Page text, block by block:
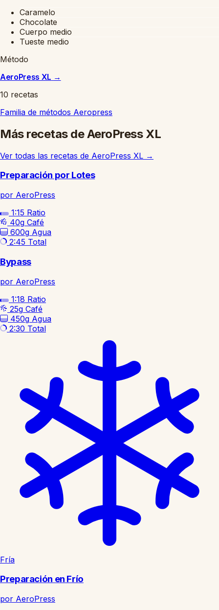
Caramelo
Chocolate
Cuerpo medio
Tueste medio
Método
AeroPress XL →
10 recetas
Familia de métodos Aeropress
Más recetas de AeroPress XL
Ver todas las recetas de AeroPress XL →
Preparación por Lotes
por AeroPress
1:15 Ratio
40g Café
600g Agua
2:45 Total
Bypass
por AeroPress
1:18 Ratio
25g Café
450g Agua
2:30 Total
Fría
Preparación en Frío
por AeroPress